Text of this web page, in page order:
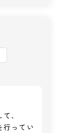
、
行ってい